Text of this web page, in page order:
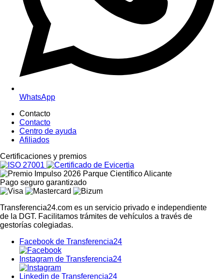
WhatsApp
Contacto
Contacto
Centro de ayuda
Afiliados
Certificaciones y premios
Pago seguro garantizado
Transferencia24.com es un servicio privado e independiente
de la DGT. Facilitamos trámites de vehículos a través de
gestorías colegiadas.
Facebook de Transferencia24
Instagram de Transferencia24
Linkedin de Transferencia24